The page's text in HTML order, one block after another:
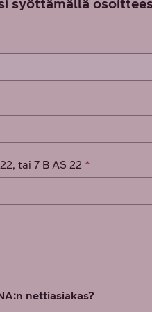
tai 7 B AS 22
nettiasiakas?